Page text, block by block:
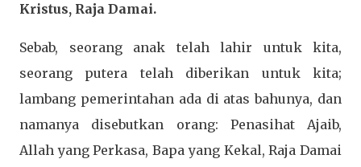
Kristus, Raja Damai.
Sebab, seorang anak telah lahir untuk kita,
seorang putera telah diberikan untuk kita;
lambang pemerintahan ada di atas bahunya, dan
namanya disebutkan orang: Penasihat Ajaib,
Allah yang Perkasa, Bapa yang Kekal, Raja Damai